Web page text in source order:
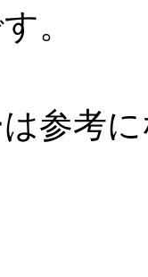
。
参考